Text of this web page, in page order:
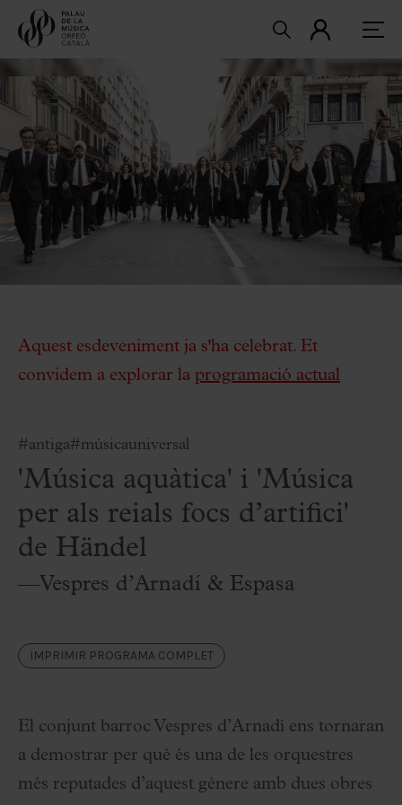
Aquest esdeveniment ja s'ha celebrat. Et
convidem a explorar la programació actual
#antiga#músicauniversal
'Música aquàtica' i 'Música
per als reials focs d’artifici'
de Händel
—Vespres d’Arnadí & Espasa
IMPRIMIR PROGRAMA COMPLET
El conjunt barroc Vespres d’Arnadí ens tornaran
a demostrar per què és una de les orquestres
més reputades d’aquest gènere amb dues obres